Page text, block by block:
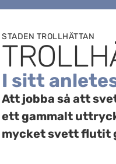
STADEN TROLLHÄTTAN
I sitt
Att jobba så att
ett gammalt
mycket svett flutit